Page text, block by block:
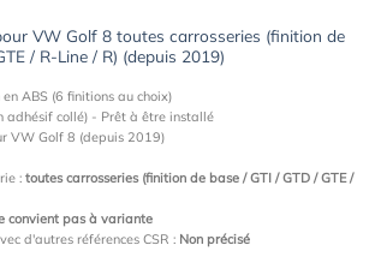
VW Golf 8 toutes carrosseries (finition de
/ R-Line / R) (depuis 2019)
ABS (6 finitions au choix)
adhésif collé) - Prêt à être installé
VW Golf 8 (depuis 2019)
: toutes carrosseries (finition de base / GTI / GTD / GTE /
convient pas à variante
d'autres références CSR : Non précisé